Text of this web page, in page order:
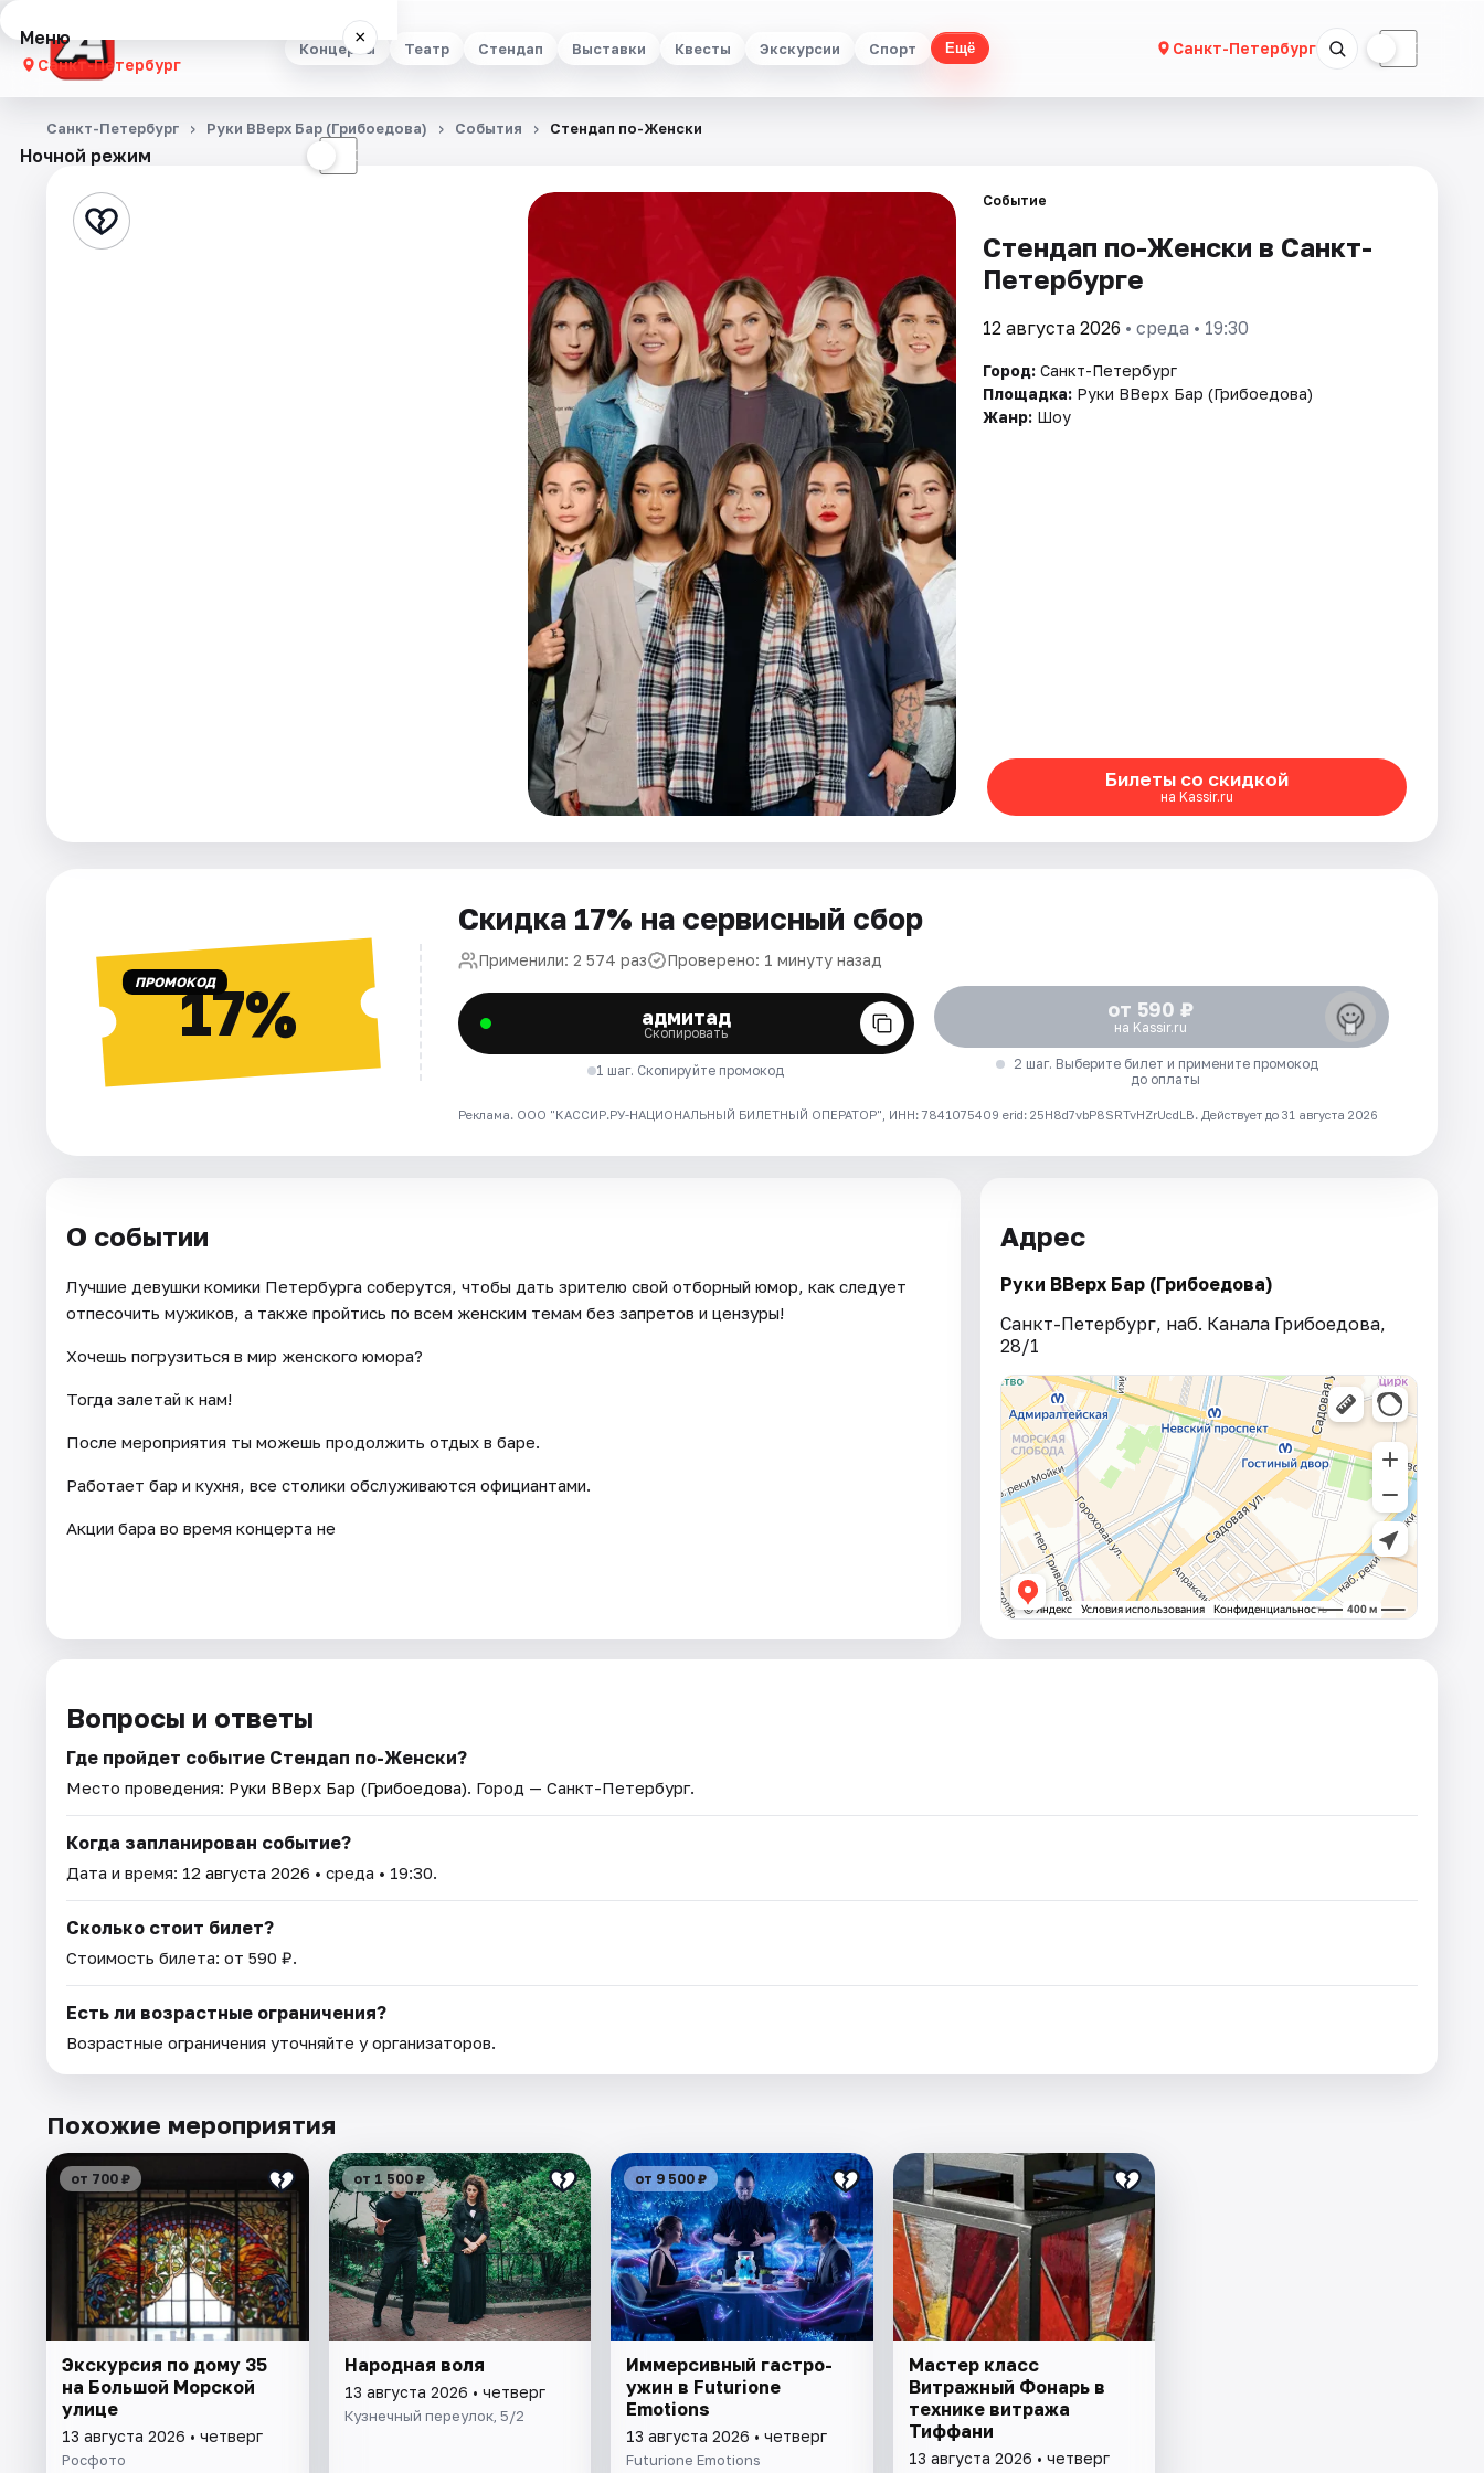
Концерты Театр Стендап Выставки Квесты Экскурсии Спорт Ещё Санкт-Петербург ☾
Меню ×
Санкт-Петербург
Концерты
Стендап
Ночной режим ☾
Санкт-Петербург Руки ВВерх Бар (Грибоедова) События Стендап по-Женски
Событие
Стендап по-Женски в Санкт-
Петербурге
12 августа 2026 • среда • 19:30
Город: Санкт-Петербург
Площадка: Руки ВВерх Бар (Грибоедова)
Жанр: Шоу
Билеты со скидкой
на Kassir.ru
ПРОМОКОД17%
Скидка 17% на сервисный сбор
Применили: 2 574 раз Проверено: 1 минуту назад
адмитад
Скопировать
1 шаг. Скопируйте промокод
от 590 ₽
на Kassir.ru
2 шаг. Выберите билет и примените промокод
до оплаты
Реклама. ООО "КАССИР.РУ-НАЦИОНАЛЬНЫЙ БИЛЕТНЫЙ ОПЕРАТОР", ИНН: 7841075409 erid: 25H8d7vbP8SRTvHZrUcdLB. Действует до 31 августа 2026
О событии
Лучшие девушки комики Петербурга соберутся, чтобы дать зрителю свой отборный юмор, как следует
отпесочить мужиков, а также пройтись по всем женским темам без запретов и цензуры!
Хочешь погрузиться в мир женского юмора?
Тогда залетай к нам!
После мероприятия ты можешь продолжить отдых в баре.
Работает бар и кухня, все столики обслуживаются официантами.
Акции бара во время концерта не
Адрес
Руки ВВерх Бар (Грибоедова)
Санкт-Петербург, наб. Канала Грибоедова,
28/1
Вопросы и ответы
Где пройдет событие Стендап по-Женски?
Место проведения: Руки ВВерх Бар (Грибоедова). Город — Санкт-Петербург.
Когда запланирован событие?
Дата и время: 12 августа 2026 • среда • 19:30.
Сколько стоит билет?
Стоимость билета: от 590 ₽.
Есть ли возрастные ограничения?
Возрастные ограничения уточняйте у организаторов.
Похожие мероприятия
от 700 ₽
Экскурсия по дому 35
на Большой Морской
улице
13 августа 2026 • четверг
Росфото
от 1 500 ₽
Народная воля
13 августа 2026 • четверг
Кузнечный переулок, 5/2
от 9 500 ₽
Иммерсивный гастро-
ужин в Futurione
Emotions
13 августа 2026 • четверг
Futurione Emotions
Мастер класс
Витражный Фонарь в
технике витража
Тиффани
13 августа 2026 • четверг